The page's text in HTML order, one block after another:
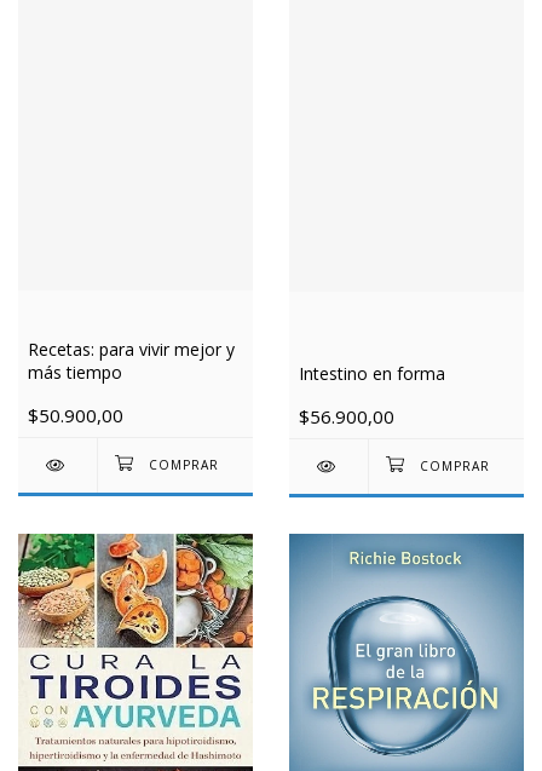
Recetas: para vivir mejor y
más tiempo
$50.900,00
Intestino en forma
$56.900,00